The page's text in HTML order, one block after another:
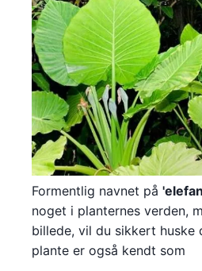
Formentlig navnet på
noget i planternes verden,
billede, vil du sikkert huske
plante er også kendt som